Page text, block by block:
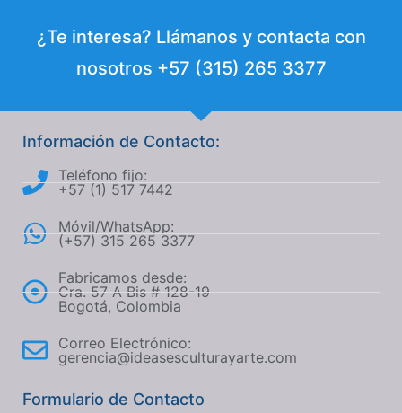
¿Te interesa? Llámanos y contacta con
nosotros +57 (315) 265 3377
Información de Contacto:
Teléfono fijo:
+57 (1) 517 7442
Móvil/WhatsApp:
(+57) 315 265 3377
Fabricamos desde:
Cra. 57 A Bis # 128-19
Bogotá, Colombia
Correo Electrónico:
gerencia@ideasesculturayarte.com
Formulario de Contacto